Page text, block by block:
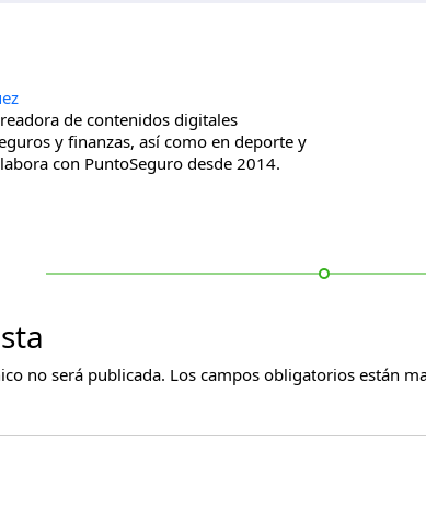
de contenidos digitales
y finanzas, así como en deporte y
con PuntoSeguro desde 2014.
no será publicada. Los campos obligatorios están